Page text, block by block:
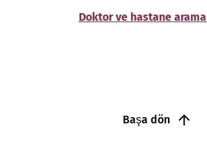
Doktor ve hastane arama
Başa dön